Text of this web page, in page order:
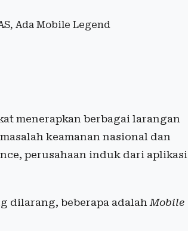
menerapkan berbagai larangan
keamanan nasional dan
perusahaan induk dari aplikasi
dilarang, beberapa adalahMobile